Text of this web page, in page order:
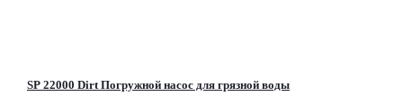
SP 22000 Dirt Погружной насос для грязной воды